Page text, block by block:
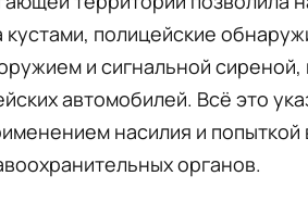
кустами, полицейские
и сигнальной сиреной,
автомобилей. Всё это
насилия и попыткой
органов.